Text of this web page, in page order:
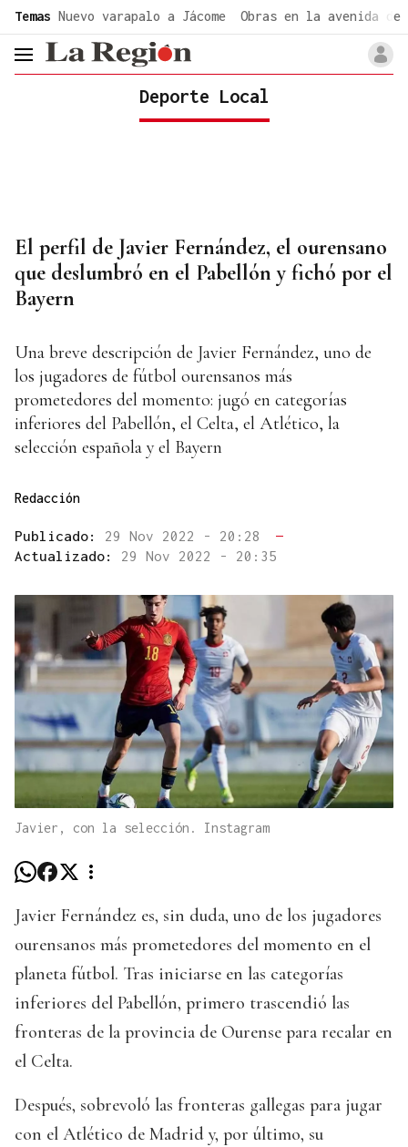
Temas Nuevo varapalo a Jácome Obras en la avenida de
header.menu.open
Deporte Local
El perfil de Javier Fernández, el ourensano
que deslumbró en el Pabellón y fichó por el
Bayern
Una breve descripción de Javier Fernández, uno de
los jugadores de fútbol ourensanos más
prometedores del momento: jugó en categorías
inferiores del Pabellón, el Celta, el Atlético, la
selección española y el Bayern
Redacción
Publicado: 29 Nov 2022 - 20:28
—
Actualizado: 29 Nov 2022 - 20:35
Javier, con la selección. Instagram
Javier Fernández es, sin duda, uno de los jugadores
ourensanos más prometedores del momento en el
planeta fútbol. Tras iniciarse en las categorías
inferiores del Pabellón, primero trascendió las
fronteras de la provincia de Ourense para recalar en
el Celta.
Después, sobrevoló las fronteras gallegas para jugar
con el Atlético de Madrid y, por último, su